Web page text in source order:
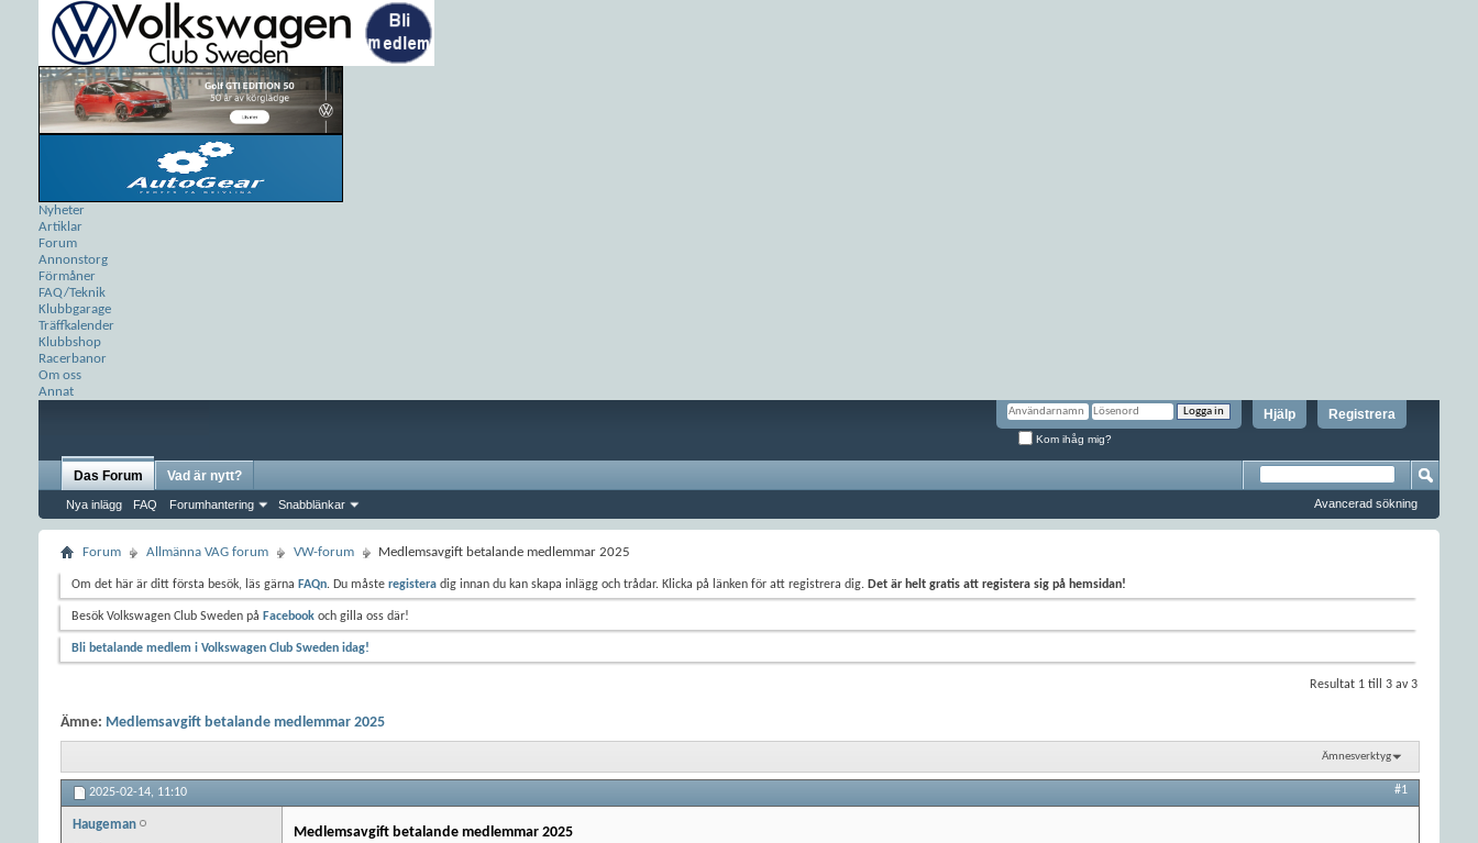
Nyheter
Artiklar
Forum
Annonstorg
Förmåner
FAQ/Teknik
Klubbgarage
Träffkalender
Klubbshop
Racerbanor
Om oss
Annat
Registrera
Hjälp
Kom ihåg mig?
Das Forum
Nya inlägg FAQ Forumhantering Snabblänkar
Vad är nytt?
Avancerad sökning
Forum Allmänna VAG forum VW-forum Medlemsavgift betalande medlemmar 2025
Om det här är ditt första besök, läs gärna FAQn. Du måste registera dig innan du kan skapa inlägg och trådar. Klicka på länken för att registrera dig. Det är helt gratis att registera sig på hemsidan!
Besök Volkswagen Club Sweden på Facebook och gilla oss där!
Bli betalande medlem i Volkswagen Club Sweden idag!
Resultat 1 till 3 av 3
Ämne: Medlemsavgift betalande medlemmar 2025
Ämnesverktyg
2025-02-14, 11:10 #1
Haugeman
Medlemsavgift betalande medlemmar 2025